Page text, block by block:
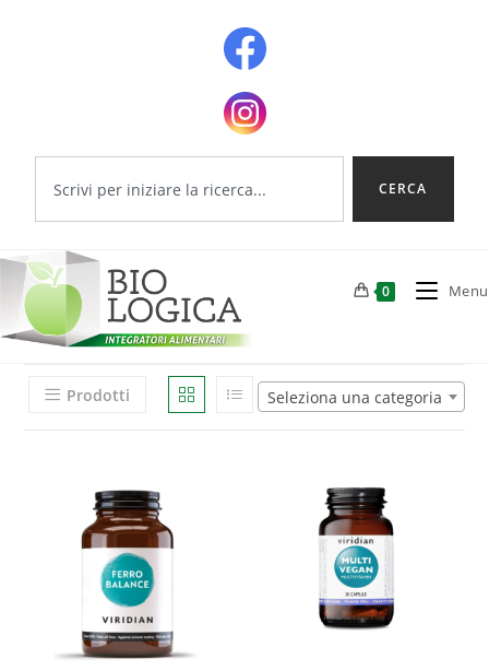
CERCA
0 Menu
Seleziona una categoria
Prodotti